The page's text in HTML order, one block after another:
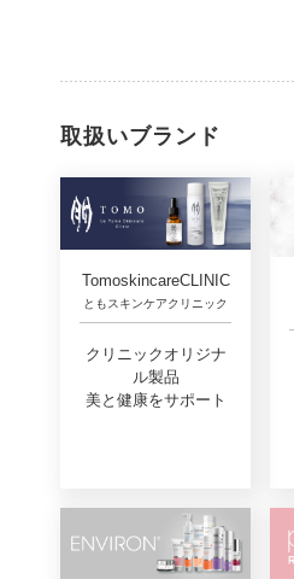
取扱いブランド
TomoskincareCLINIC
ともスキンケアクリニック
クリニックオリジナ
ル製品
美と健康をサポート